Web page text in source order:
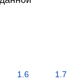
1.6 1.7